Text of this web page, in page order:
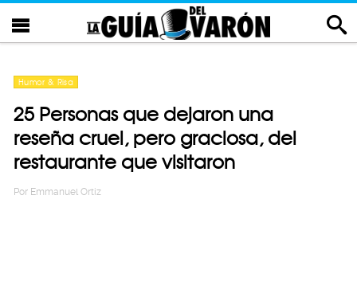
Humor & Risa
25 Personas que dejaron una
reseña cruel, pero graciosa, del
restaurante que visitaron
Por Emmanuel Ortiz